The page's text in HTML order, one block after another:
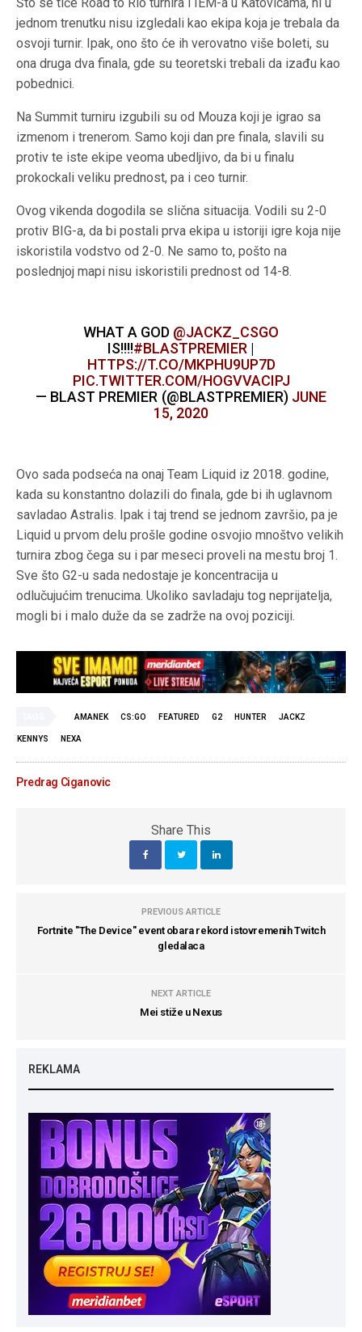
jednom trenutku nisu izgledali kao ekipa koja je trebala da
osvoji turnir. Ipak, ono što će ih verovatno više boleti, su
ona druga dva finala, gde su teoretski trebali da izađu kao
pobednici.
Na Summit turniru izgubili su od Mouza koji je igrao sa
izmenom i trenerom. Samo koji dan pre finala, slavili su
protiv te iste ekipe veoma ubedljivo, da bi u finalu
prokockali veliku prednost, pa i ceo turnir.
Ovog vikenda dogodila se slična situacija. Vodili su 2-0
protiv BIG-a, da bi postali prva ekipa u istoriji igre koja nije
iskoristila vodstvo od 2-0. Ne samo to, pošto na
poslednjoj mapi nisu iskoristili prednost od 14-8.
WHAT A GOD @JACKZ_CSGO
IS!!!!#BLASTPREMIER |
HTTPS://T.CO/MKPHU9UP7D
PIC.TWITTER.COM/HOGVVACIPJ
— BLAST PREMIER (@BLASTPREMIER) JUNE
15, 2020
Ovo sada podseća na onaj Team Liquid iz 2018. godine,
kada su konstantno dolazili do finala, gde bi ih uglavnom
savladao Astralis. Ipak i taj trend se jednom završio, pa je
Liquid u prvom delu prošle godine osvojio mnoštvo velikih
turnira zbog čega su i par meseci proveli na mestu broj 1.
Sve što G2-u sada nedostaje je koncentracija u
odlučujućim trenucima. Ukoliko savladaju tog neprijatelja,
mogli bi i malo duže da se zadrže na ovoj poziciji.
AMANEK CS:GO FEATURED G2 HUNTER JACKZ
KENNYS NEXA
Predrag Ciganovic
Share This
PREVIOUS ARTICLE
Fortnite ''The Device'' event obara rekord istovremenih Twitch
gledalaca
NEXT ARTICLE
Mei stiže u Nexus
REKLAMA